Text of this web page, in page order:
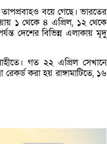
তাপপ্রবাহও বয়ে গেছে। ভারতের
১ থেকে ৪ এপ্রিল, ১২ থেকে
দেশের বিভিন্ন এলাকায় মৃদু
গত ২২ এপ্রিল সেখানে
রেকর্ড করা হয় রাঙ্গামাটিতে, ১৬